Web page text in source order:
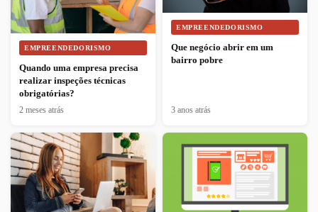
EMPREENDEDORISMO
Quando uma empresa precisa
realizar inspeções técnicas
obrigatórias?
2 meses atrás
EMPREENDEDORISMO
Que negócio abrir em um
bairro pobre
3 anos atrás